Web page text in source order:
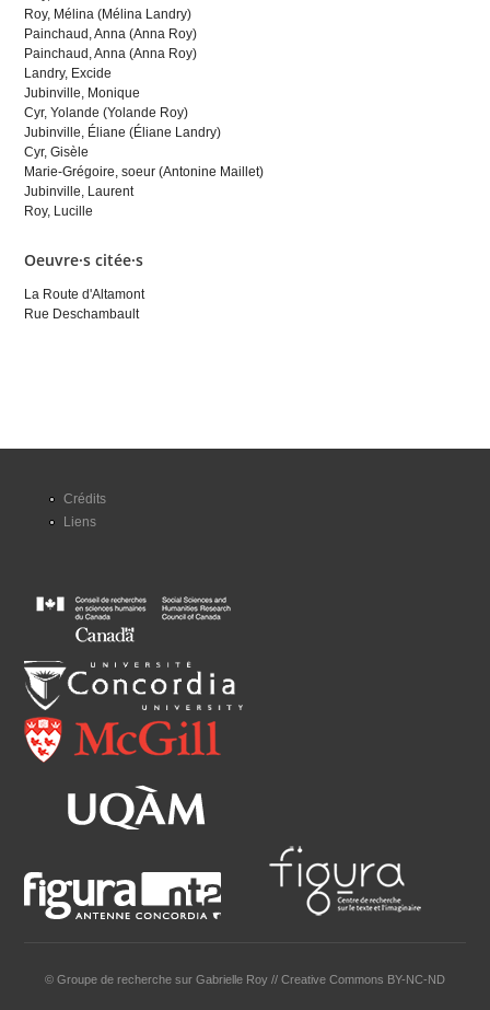
Roy, Mélina (Mélina Landry)
Painchaud, Anna (Anna Roy)
Painchaud, Anna (Anna Roy)
Landry, Excide
Jubinville, Monique
Cyr, Yolande (Yolande Roy)
Jubinville, Éliane (Éliane Landry)
Cyr, Gisèle
Marie-Grégoire, soeur (Antonine Maillet)
Jubinville, Laurent
Roy, Lucille
Oeuvre·s citée·s
La Route d'Altamont
Rue Deschambault
Crédits
Liens
© Groupe de recherche sur Gabrielle Roy // Creative Commons BY-NC-ND